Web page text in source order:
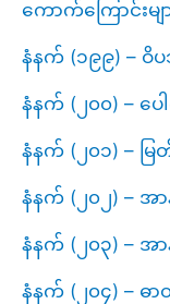
ကောက်ကြောင်းမျ
နံနက် (၁၉၉) – ဝိ
နံနက် (၂၀၀) – ပေ
နံနက် (၂၀၁) – မြ
နံနက် (၂၀၂) – အ
နံနက် (၂၀၃) – အ
နံနက် (၂၀၄) – ဓာတ်